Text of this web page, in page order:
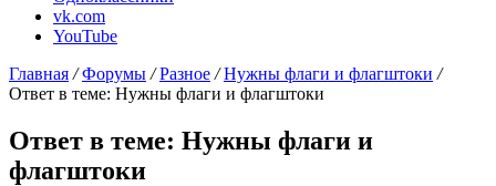
vk.com
YouTube
Главная / Форумы / Разное / Нужны флаги и флагштоки /
Ответ в теме: Нужны флаги и флагштоки
Ответ в теме: Нужны флаги и
флагштоки